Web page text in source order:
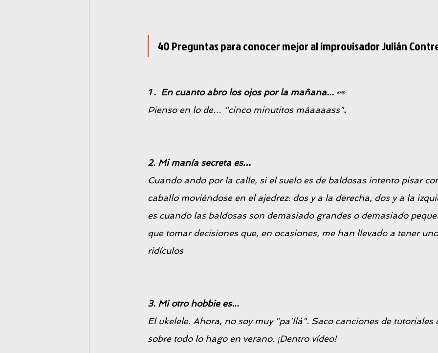
40 Preguntas para conocer mejor al improvisador Julián
1 .  En cuanto abro los ojos por la mañana... 👀
Pienso en lo de… "cinco minutitos máaaaass".
2. Mi manía secreta es…
Cuando ando por la calle, si el suelo es de baldosas intento pisar
caballo moviéndose en el ajedrez: dos y a la derecha, dos y a la
es cuando las baldosas son demasiado grandes o demasiado
que tomar decisiones que, en ocasiones, me han llevado a tener
ridículos
3. Mi otro hobbie es...
El ukelele. Ahora, no soy muy "pa'llá". Saco canciones de tutoriales
sobre todo lo hago en verano. ¡Dentro vídeo!